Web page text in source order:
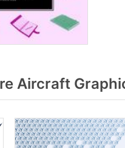
Aircraft